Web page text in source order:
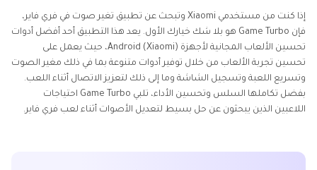
إذا كنت من مستخدمي Xiaomi وتبحث عن تطبيق تغير صوت في فري فاير،
فإن Game Turbo هو بلا شك خيارك الأول. يعد هذا التطبيق أحد أفضل أدوات
تحسين الألعاب المجانية لأجهزة Android (Xiaomi)، حيث يعمل على
تحسين تجربة الألعاب من خلال توفير أدوات متنوعة بما في ذلك مغير الصوت
وتسريع اللعبة وتسجيل الشاشة وما إلى ذلك لتعزيز الاتصال أثناء اللعب.
بفضل تكاملها السلس وتحسين الأداء، تلبي Game Turbo احتياجات
اللاعبين الذين يبحثون عن حل بسيط لتعديل الأصوات أثناء لعب فري فاير.